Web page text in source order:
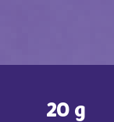
20 g